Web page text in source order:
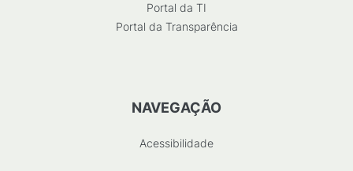
Portal da TI
Portal da Transparência
NAVEGAÇÃO
Acessibilidade